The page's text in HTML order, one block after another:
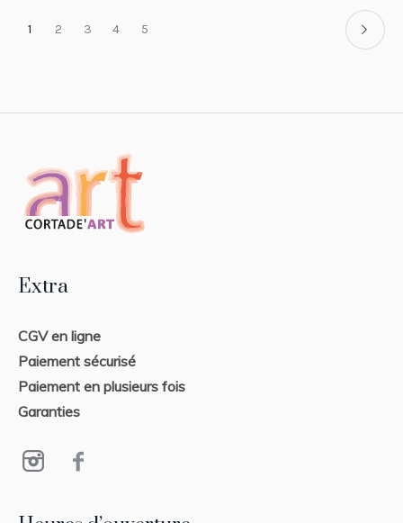
1 2 3 4 5
Extra
CGV en ligne
Paiement sécurisé
Paiement en plusieurs fois
Garanties